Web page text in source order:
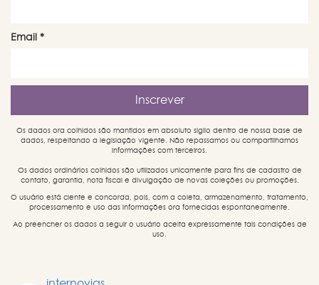
Email *
Os dados ora colhidos são mantidos em absoluto sigilo dentro de nossa base de
dados, respeitando a legislação vigente. Não repassamos ou compartilhamos
informações com terceiros.
Os dados ordinários colhidos são utilizados unicamente para fins de cadastro de
contato, garantia, nota fiscal e divulgação de novas coleções ou promoções.
O usuário está ciente e concorda, pois, com a coleta, armazenamento, tratamento,
processamento e uso das informações ora fornecidas espontaneamente.
Ao preencher os dados a seguir o usuário aceita expressamente tais condições de
uso.